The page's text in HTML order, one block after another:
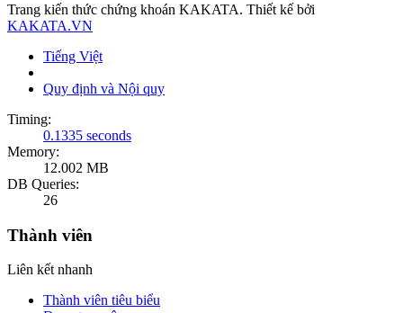
Trang kiến thức chứng khoán KAKATA. Thiết kế bởi
KAKATA.VN
Tiếng Việt
Quy định và Nội quy
Timing:
0.1335 seconds
Memory:
12.002 MB
DB Queries:
26
Thành viên
Liên kết nhanh
Thành viên tiêu biểu